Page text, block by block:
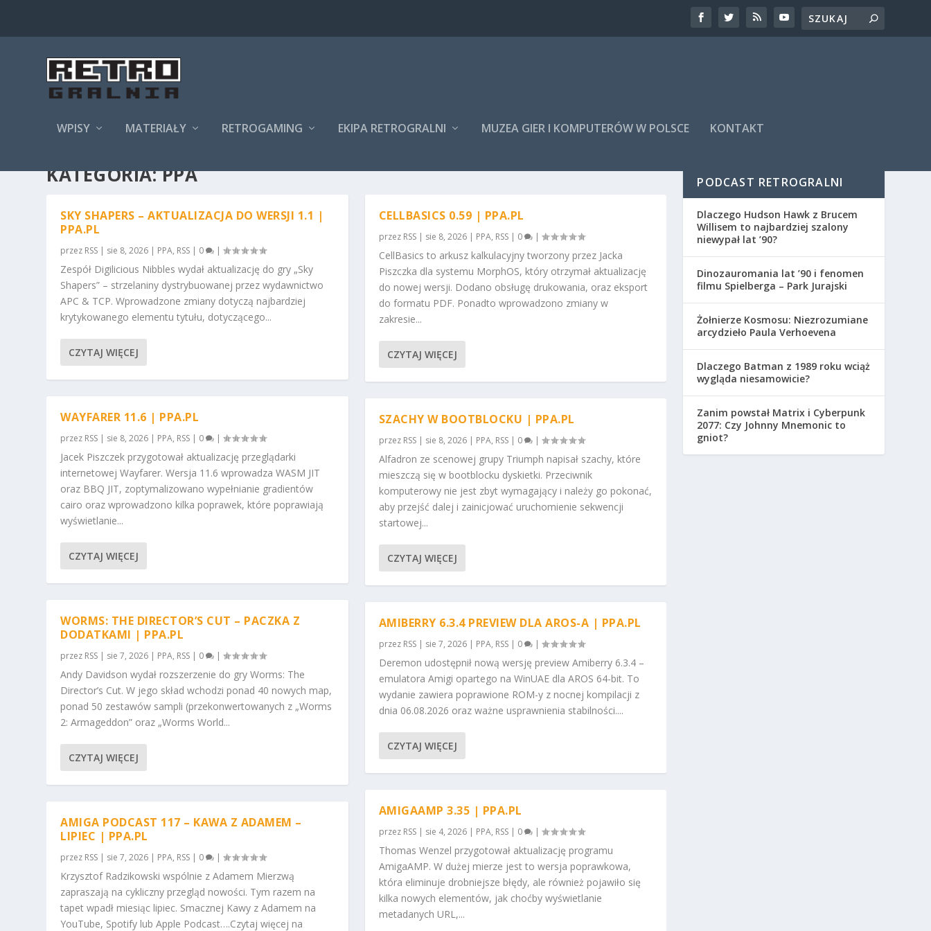
WPISY MATERIAŁY RETROGAMING EKIPA RETROGRALNI MUZEA GIER I KOMPUTERÓW W POLSCE KONTAKT
KATEGORIA:PPA
SKY SHAPERS – AKTUALIZACJA DO WERSJI 1.1 |
PPA.PL
przez RSS | sie 8, 2026 | PPA, RSS | 0 |
Zespół Digilicious Nibbles wydał aktualizację do gry „Sky
Shapers” – strzelaniny dystrybuowanej przez wydawnictwo
APC & TCP. Wprowadzone zmiany dotyczą najbardziej
krytykowanego elementu tytułu, dotyczącego...
CZYTAJ WIĘCEJ
WAYFARER 11.6 | PPA.PL
przez RSS | sie 8, 2026 | PPA, RSS | 0 |
Jacek Piszczek przygotował aktualizację przeglądarki
internetowej Wayfarer. Wersja 11.6 wprowadza WASM JIT
oraz BBQ JIT, zoptymalizowano wypełnianie gradientów
cairo oraz wprowadzono kilka poprawek, które poprawiają
wyświetlanie...
CZYTAJ WIĘCEJ
WORMS: THE DIRECTOR’S CUT – PACZKA Z
DODATKAMI | PPA.PL
przez RSS | sie 7, 2026 | PPA, RSS | 0 |
Andy Davidson wydał rozszerzenie do gry Worms: The
Director’s Cut. W jego skład wchodzi ponad 40 nowych map,
ponad 50 zestawów sampli (przekonwertowanych z „Worms
2: Armageddon” oraz „Worms World...
CZYTAJ WIĘCEJ
AMIGA PODCAST 117 – KAWA Z ADAMEM –
LIPIEC | PPA.PL
przez RSS | sie 7, 2026 | PPA, RSS | 0 |
Krzysztof Radzikowski wspólnie z Adamem Mierzwą
zapraszają na cykliczny przegląd nowości. Tym razem na
tapet wpadł miesiąc lipiec. Smacznej Kawy z Adamem na
YouTube, Spotify lub Apple Podcast….Czytaj więcej na
CELLBASICS 0.59 | PPA.PL
przez RSS| sie 8, 2026| PPA, RSS| 0 |
CellBasics to arkusz kalkulacyjny tworzony przez Jacka
Piszczka dla systemu MorphOS, który otrzymał aktualizację
do nowej wersji. Dodano obsługę drukowania, oraz eksport
do formatu PDF. Ponadto wprowadzono zmiany w
zakresie...
CZYTAJ WIĘCEJ
SZACHY W BOOTBLOCKU | PPA.PL
przez RSS| sie 8, 2026| PPA, RSS| 0 |
Alfadron ze scenowej grupy Triumph napisał szachy, które
mieszczą się w bootblocku dyskietki. Przeciwnik
komputerowy nie jest zbyt wymagający i należy go pokonać,
aby przejść dalej i zainicjować uruchomienie sekwencji
startowej...
CZYTAJ WIĘCEJ
AMIBERRY 6.3.4 PREVIEW DLA AROS-A | PPA.PL
przez RSS| sie 7, 2026| PPA, RSS| 0 |
Deremon udostępnił nową wersję preview Amiberry 6.3.4 –
emulatora Amigi opartego na WinUAE dla AROS 64-bit. To
wydanie zawiera poprawione ROM-y z nocnej kompilacji z
dnia 06.08.2026 oraz ważne usprawnienia stabilności....
CZYTAJ WIĘCEJ
AMIGAAMP 3.35 | PPA.PL
przez RSS| sie 4, 2026| PPA, RSS| 0 |
Thomas Wenzel przygotował aktualizację programu
AmigaAMP. W dużej mierze jest to wersja poprawkowa,
która eliminuje drobniejsze błędy, ale również pojawiło się
kilka nowych elementów, jak choćby wyświetlanie
metadanych URL,...
PODCAST RETROGRALNI
Dlaczego Hudson Hawk z Brucem
Willisem to najbardziej szalony
niewypał lat ’90?
Dinozauromania lat ’90 i fenomen
filmu Spielberga – Park Jurajski
Żołnierze Kosmosu: Niezrozumiane
arcydzieło Paula Verhoevena
Dlaczego Batman z 1989 roku wciąż
wygląda niesamowicie?
Zanim powstał Matrix i Cyberpunk
2077: Czy Johnny Mnemonic to
gniot?